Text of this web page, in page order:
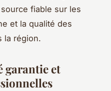
fiable sur les
et la qualité des
la région.
garantie et